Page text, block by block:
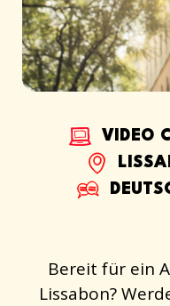
VIDEO
Bereit für ein
Lissabon?